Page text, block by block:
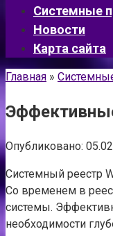
Системные
Новости
Карта сайта
Главная »
Опубликовано:
Системный реестр
Со временем в
системы.
необходимости